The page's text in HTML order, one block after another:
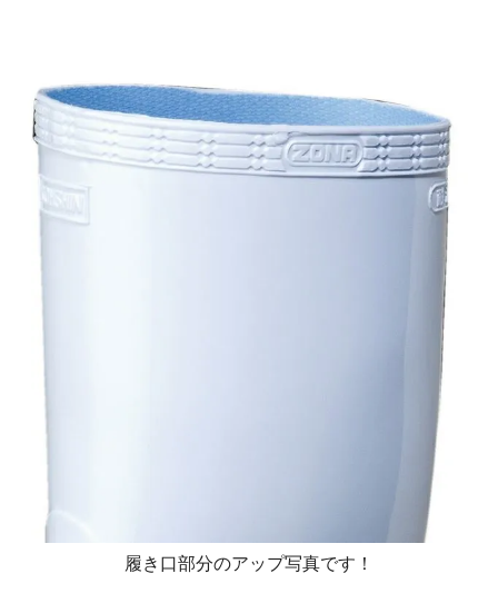
履き口部分のアップ写真です！